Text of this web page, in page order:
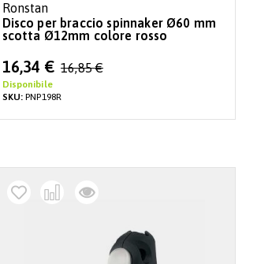
Ronstan
Disco per braccio spinnaker Ø60 mm
scotta Ø12mm colore rosso
Special
Price
16,34 € 16,85 €
Disponibile
SKU:PNP198R